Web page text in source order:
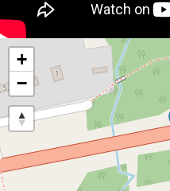
+
−